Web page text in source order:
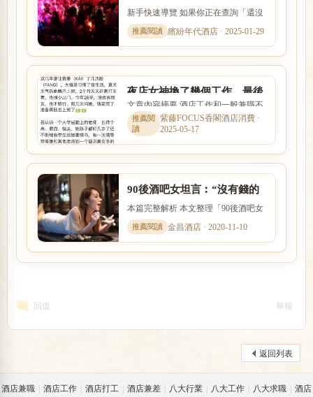
文化送你撩妹神技
新手快速導覽 如果你正在查詢「還沒
學會夜場撩妹？“魔球撩”文化送你撩
妹神技」，本篇會用較容...
繽紛年代酒店 · 2025-01-29
夜店女神換了幾個工作，最後
還是回到夜店，因為掙錢多
文章內容摘要 酒店工作和一般兼職不
同，除了薪資之外，也需要了解店家
環境、工作型態、班別安排...
紫藤FOCUS香閣酒店消費 ·
2025-05-17
90後酒吧女坦言︰“沒有錢的
女人，才容易上有錢人的當”
本篇完整解析 本文整理「90後酒吧女
坦言︰“沒有錢的女人，才容易上有錢
人的當”」的核心重點，...
金昌酒店 · 2020-11-10
回復 舉報
返回列表
酒店兼職 酒店工作 酒店打工 酒店兼差 八大行業 八大工作 八大求職 酒店